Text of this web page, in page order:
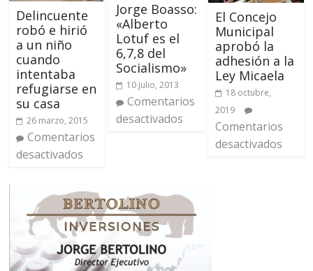
Delincuente
robó e hirió
a un niño
cuando
intentaba
refugiarse en
su casa
26 marzo, 2015
Comentarios
desactivados
Jorge Boasso:
«Alberto
Lotuf es el
6,7,8 del
Socialismo»
10 julio, 2013
Comentarios
desactivados
El Concejo
Municipal
aprobó la
adhesión a la
Ley Micaela
18 octubre,
2019
Comentarios
desactivados